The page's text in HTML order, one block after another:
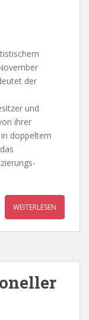
der
und
ihrer
doppeltem
WEITERLESEN